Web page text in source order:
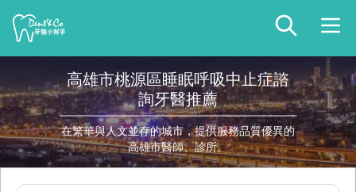
高雄市桃源區睡眠呼吸中止症諮
詢牙醫推薦
在繁華與人文並存的城市，提供服務品質優異的
高雄市醫師、診所。